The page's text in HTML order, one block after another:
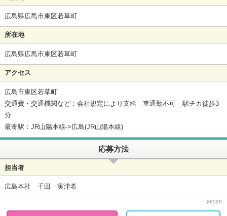
広島県広島市東区若草町
所在地
広島県広島市東区若草町
アクセス
広島市東区若草町
交通費・交通機関など：会社規定により支給 車通勤不可 駅チカ徒歩3
分
最寄駅：JR山陽本線->広島(JR山陽本線)
応募方法
担当者
広島本社 千田 実津希
26520